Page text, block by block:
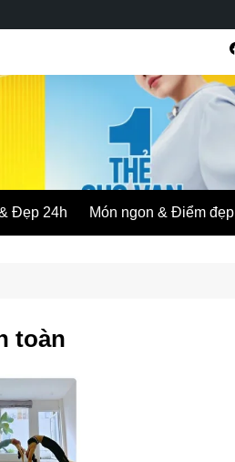
Đẹp 24h Món ngon & Điểm đẹp
toàn